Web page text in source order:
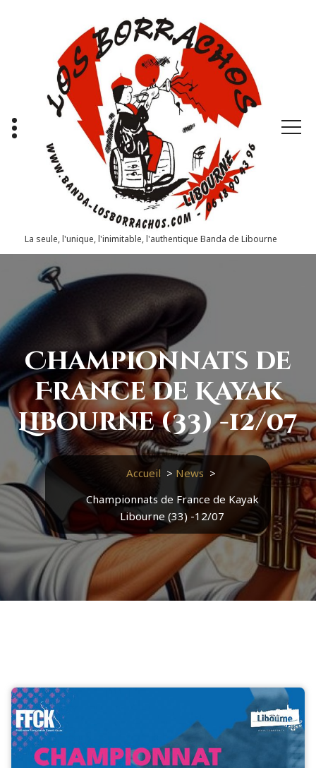
La seule, l'unique, l'inimitable, l'authentique Banda de Libourne
Championnats de
France de Kayak
Libourne (33) -12/07
Accueil > News >
Championnats de France de Kayak
Libourne (33) -12/07